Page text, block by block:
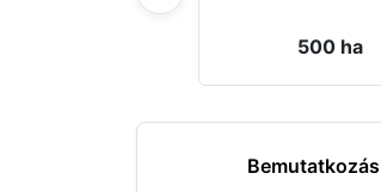
500 ha
Bemutatkozás